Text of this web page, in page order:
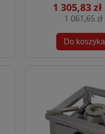
1 305,83 zł
1 061,65 zł
Do koszyka